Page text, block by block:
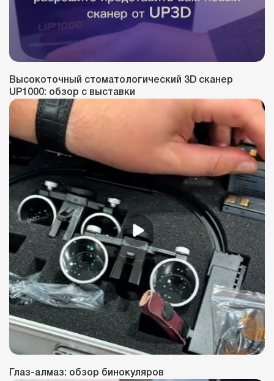
Высокоточный стоматологический 3D сканер
UP1000: обзор с выставки
Глаз-алмаз: обзор бинокуляров